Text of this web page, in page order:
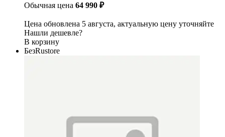
Обычная цена 64 990 ₽
Цена обновлена 5 августа, актуальную цену уточняйте
Нашли дешевле?
В корзину
БезRustore